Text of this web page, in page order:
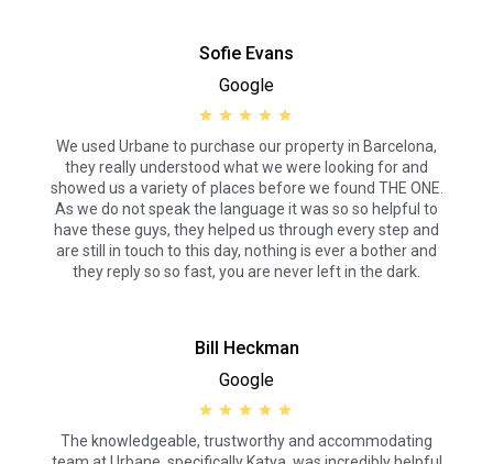
Sofie Evans
Google
We used Urbane to purchase our property in Barcelona,
they really understood what we were looking for and
showed us a variety of places before we found THE ONE.
As we do not speak the language it was so so helpful to
have these guys, they helped us through every step and
are still in touch to this day, nothing is ever a bother and
they reply so so fast, you are never left in the dark.
Bill Heckman
Google
The knowledgeable, trustworthy and accommodating
Technik und Funktional
Immer aktiv